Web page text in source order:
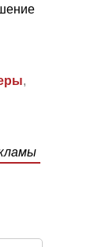
,